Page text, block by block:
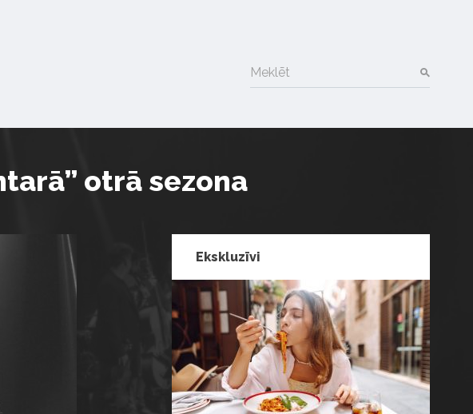
Meklēt
otrā sezona
Ekskluzīvi